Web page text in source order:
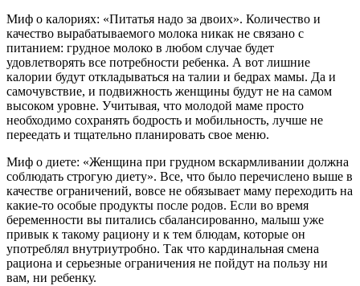
Миф о калориях: «Питатья надо за двоих». Количество и
качество вырабатываемого молока никак не связано с
питанием: грудное молоко в любом случае будет
удовлетворять все потребности ребенка. А вот лишние
калории будут откладываться на талии и бедрах мамы. Да и
самочувствие, и подвижность женщины будут не на самом
высоком уровне. Учитывая, что молодой маме просто
необходимо сохранять бодрость и мобильность, лучше не
переедать и тщательно планировать свое меню.
Миф о диете: «Женщина при грудном вскармливании должна
соблюдать строгую диету». Все, что было перечислено выше в
качестве ограничений, вовсе не обязывает маму переходить на
какие-то особые продукты после родов. Если во время
беременности вы питались сбалансированно, малыш уже
привык к такому рациону и к тем блюдам, которые он
употреблял внутриутробно. Так что кардинальная смена
рациона и серьезные ограничения не пойдут на пользу ни
вам, ни ребенку.